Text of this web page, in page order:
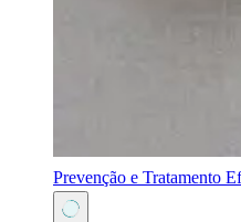
Prevenção e Tratamento